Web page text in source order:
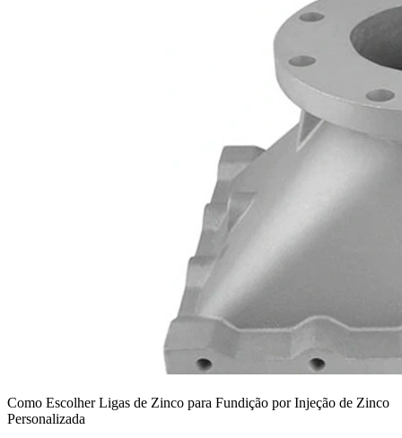
Como Escolher Ligas de Zinco para Fundição por Injeção de Zinco
Personalizada